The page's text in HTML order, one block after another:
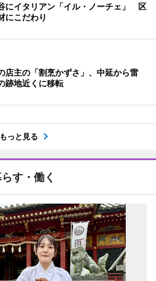
にイタリアン「イル・ノーチェ」 区
にこだわり
店主の「割烹かずさ」、中延から雷
跡地近くに移転
もっと見る
す・働く